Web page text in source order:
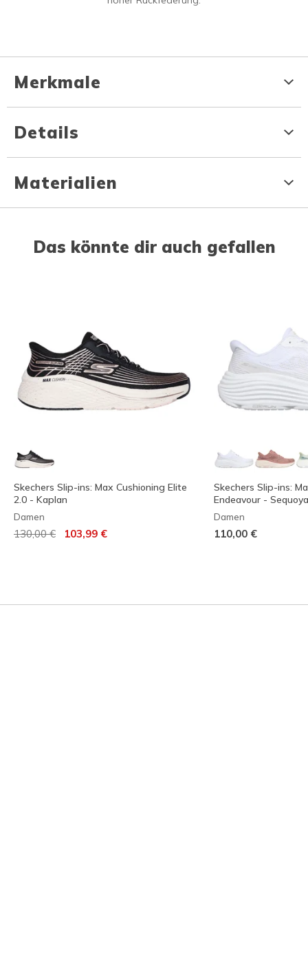
Merkmale
Details
Materialien
Das könnte dir auch gefallen
Skechers Slip-ins: Max Cushioning Elite
2.0 - Kaplan
Damen
Reduziert von
130,00 € auf103,99 €
Skechers Slip-ins:
Endeavour - Sequoya
Damen
110,00 €